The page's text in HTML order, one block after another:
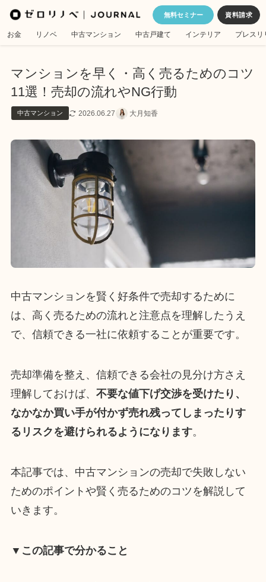
無料セミナー
お金 リノベ 中古マンション 中古戸建て インテリア プレスリ
マンションを早く・高く売るためのコツ
11選！売却の流れやNG行動
中古マンション 2026.06.27 大月知香
中古マンションを賢く好条件で売却するために
は、高く売るための流れと注意点を理解したうえ
で、信頼できる一社に依頼することが重要です。
売却準備を整え、信頼できる会社の見分け方さえ
理解しておけば、 不要な値下げ交渉を受けたり、
なかなか買い手が付かず売れ残ってしまったりす
るリスクを避けられるようになります。
本記事では、中古マンションの売却で失敗しない
ためのポイントや賢く売るためのコツを解説して
いきます。
▼この記事で分かること